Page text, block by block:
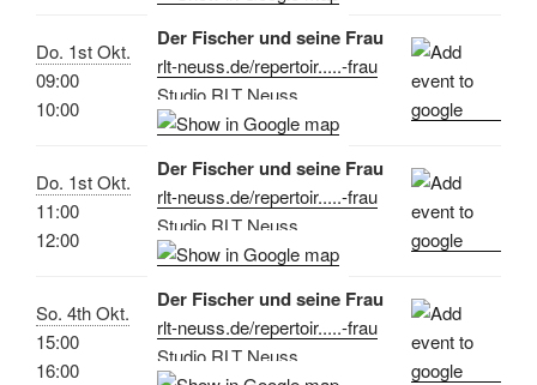
Do. 1st Okt.
09:00
10:00
Der Fischer und seine Frau
rlt-neuss.de/repertoir.....-frau
Studio RLT Neuss
Do. 1st Okt.
11:00
12:00
Der Fischer und seine Frau
rlt-neuss.de/repertoir.....-frau
Studio RLT Neuss
So. 4th Okt.
15:00
16:00
Der Fischer und seine Frau
rlt-neuss.de/repertoir.....-frau
Studio RLT Neuss